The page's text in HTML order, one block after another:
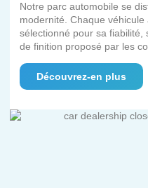
Notre parc automobile se
modernité. Chaque
sélectionné pour sa fiabilité,
de finition proposé par les
Découvrez-en plus